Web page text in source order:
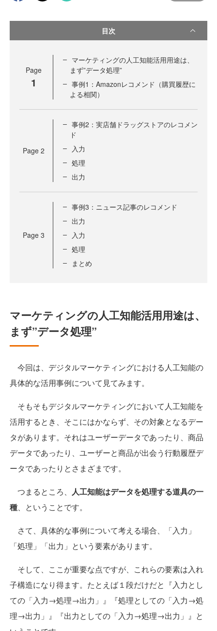
目次
Page
1
マーケティングの人工知能活用用途は、
まず”データ処理”
事例1：Amazonレコメンド（購買履歴に
よる相関）
Page 2
事例2：実店舗ドラッグストアのレコメン
ド
入力
処理
出力
Page 3
事例3：ニュース記事のレコメンド
出力
入力
処理
まとめ
マーケティングの人工知能活用用途は、
まず”データ処理”
今回は、デジタルマーケティングにおける人工知能の
具体的な活用事例について見てみます。
そもそもデジタルマーケティングにおいて人工知能を
活用するとき、そこにはかならず、その対象となるデー
タがあります。それはユーザーデータであったり、商品
データであったり、ユーザーと商品が出会う行動履歴デ
ータであったりとさまざまです。
つまるところ、 人工知能はデータを処理する道具の一
種、ということです。
さて、具体的な事例について考える場合、「入力」
「処理」「出力」という要素があります。
そして、ここが重要な点ですが、これらの要素は入れ
子構造になり得ます。たとえば１段だけだと『入力とし
ての「入力→処理→出力」』『処理としての「入力→処
理→出力」』『出力としての「入力→処理→出力」』と